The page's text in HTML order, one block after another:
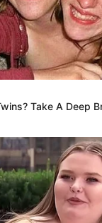
Zoni(2020)
(2017)
(2017)
(2014)
Take A Deep